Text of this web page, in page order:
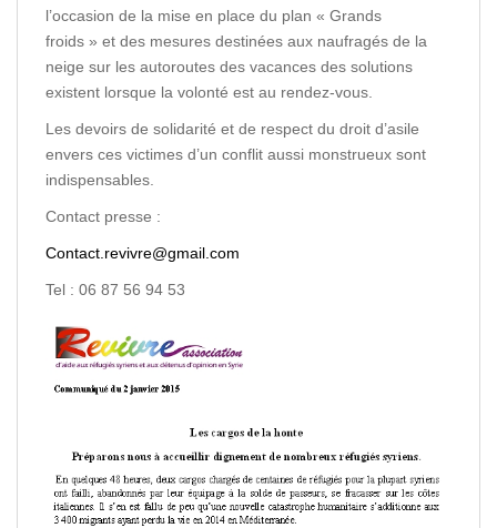
l’occasion de la mise en place du plan « Grands
froids » et des mesures destinées aux naufragés de la
neige sur les autoroutes des vacances des solutions
existent lorsque la volonté est au rendez-vous.
Les devoirs de solidarité et de respect du droit d’asile
envers ces victimes d’un conflit aussi monstrueux sont
indispensables.
Contact presse :
Contact.revivre@gmail.com
Tel : 06 87 56 94 53